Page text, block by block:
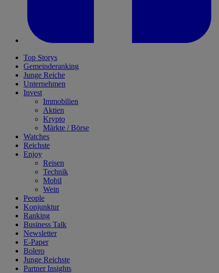
Top Storys
Gemeinderanking
Junge Reiche
Unternehmen
Invest
Immobilien
Aktien
Krypto
Märkte / Börse
Watches
Reichste
Enjoy
Reisen
Technik
Mobil
Wein
People
Konjunktur
Ranking
Business Talk
Newsletter
E-Paper
Bolero
Junge Reichste
Partner Insights